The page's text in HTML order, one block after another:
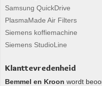
Samsung QuickDrive
PlasmaMade Air Filters
Siemens koffiemachine
Siemens StudioLine
Klanttevredenheid
Bemmel en Kroon wordt